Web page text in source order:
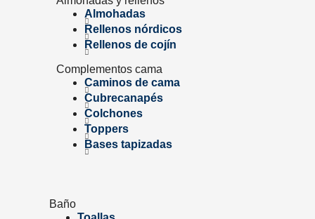
Almohadas
Rellenos nórdicos
Rellenos de cojín
Complementos cama
Caminos de cama
Cubrecanapés
Colchones
Toppers
Bases tapizadas
Baño